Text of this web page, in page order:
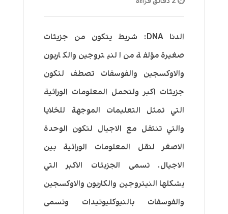
الدنا DNA: شريط يتكون من جزيئات
صغيرة مؤلفة من النيتروجين والكاربون
والاوكسجين والفوسفات تصطف لتكون
جزيئات اكبر ولتحمل المعلومات الوراثية
التي تمثل التعليمات الموجهة للخلايا
والتي تنتقل مع الاجيال لتكون الوحدة
الاصغر لنقل المعلومات الوراثية بين
الاجيال. تسمى الجزيئات الاكبر التي
يشكلها النيتروجين والكاربون والاوكسجين
والفوسفات بالنيوكليوتيدات وتسمى